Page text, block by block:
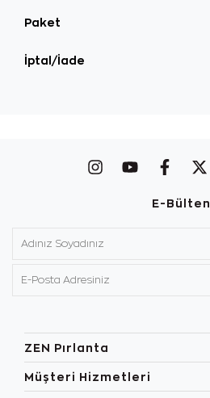
Paket
İptal/İade
E-Bülten
ZEN Pırlanta
Müşteri Hizmetleri